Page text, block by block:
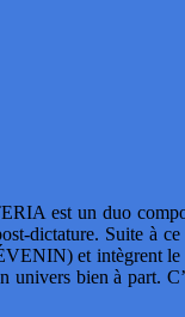
est un duo
dictature. Suite à
et intègrent
univers bien à part.